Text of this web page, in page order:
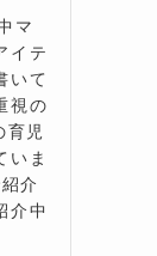
マ
イテ
いて
視の
児
いま
介
介中